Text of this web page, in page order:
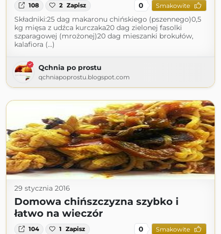
108 2 Zapisz 0 Smakowite
Składniki:25 dag makaronu chińskiego (pszennego)0,5
kg mięsa z udźca kurczaka20 dag zielonej fasolki
szparagowej (mrożonej)20 dag mieszanki brokułów,
kalafiora (...)
Qchnia po prostu
qchniapoprostu.blogspot.com
29 stycznia 2016
Domowa chińszczyzna szybko i
łatwo na wieczór
104 1 Zapisz 0 Smakowite